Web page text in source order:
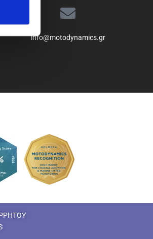
info@motodynamics.gr